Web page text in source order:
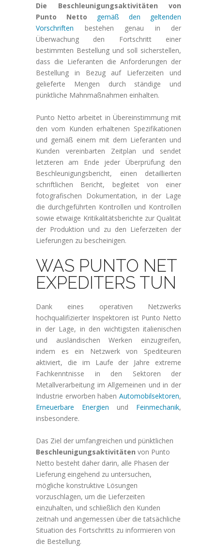
Die Beschleunigungsaktivitäten von
Punto Netto
gemäß den geltenden
Vorschriften bestehen genau in der
Überwachung den Fortschritt einer
bestimmten Bestellung und soll sicherstellen,
dass die Lieferanten die Anforderungen der
Bestellung in Bezug auf Lieferzeiten und
gelieferte Mengen durch ständige und
pünktliche Mahnmaßnahmen einhalten.
Punto Netto arbeitet in Übereinstimmung mit
den vom Kunden erhaltenen Spezifikationen
und gemäß einem mit dem Lieferanten und
Kunden vereinbarten Zeitplan und sendet
letzteren am Ende jeder Überprüfung den
Beschleunigungsbericht, einen detaillierten
schriftlichen Bericht, begleitet von einer
fotografischen Dokumentation, in der Lage
die durchgeführten Kontrollen und Kontrollen
sowie etwaige Kritikalitätsberichte zur Qualität
der Produktion und zu den Lieferzeiten der
Lieferungen zu bescheinigen.
WAS PUNTO NET
EXPEDITERS TUN
Dank eines operativen Netzwerks
hochqualifizierter Inspektoren ist Punto Netto
in der Lage, in den wichtigsten italienischen
und ausländischen Werken einzugreifen,
indem es ein Netzwerk von Spediteuren
aktiviert, die im Laufe der Jahre extreme
Fachkenntnisse in den Sektoren der
Metallverarbeitung im Allgemeinen und in der
Industrie erworben haben Automobilsektoren,
Erneuerbare Energien und Feinmechanik,
insbesondere.
Das Ziel der umfangreichen und pünktlichen
Beschleunigungsaktivitäten von Punto
Netto besteht daher darin, alle Phasen der
Lieferung eingehend zu untersuchen,
mögliche konstruktive Lösungen
vorzuschlagen, um die Lieferzeiten
einzuhalten, und schließlich den Kunden
zeitnah und angemessen über die tatsächliche
Situation des Fortschritts zu informieren von
die Bestellung.